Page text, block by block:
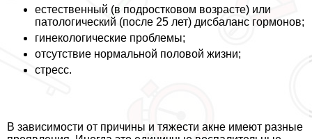
естественный (в подростковом возрасте) или
патологический (после 25 лет) дисбаланс гормонов;
гинекологические проблемы;
отсутствие нормальной пoлoвoй жизни;
стресс.
В зависимости от причины и тяжести акне имеют разные